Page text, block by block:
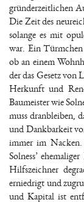
gründerzeitlichen
Die Zeit des
solange es mit
war. Ein Türmchen
ob an einem
der das Gesetz von
Herkunft und
Baumeister wie
muss dranbleiben,
und Dankbarkeit
immer im
Solness’
Hilfszeichner
erniedrigt und
und Kapital ist